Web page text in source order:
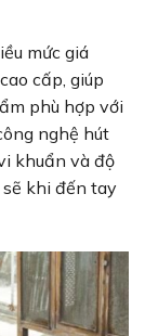
mức giá
cấp, giúp
phù hợp với
nghệ hút
khuẩn và độ
khi đến tay